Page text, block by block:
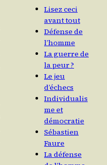
Lisez ceci
avant tout
Défense de
l’homme
La guerre de
la peur ?
Le jeu
d’échecs
Individualis
me et
démocratie
Sébastien
Faure
La défense